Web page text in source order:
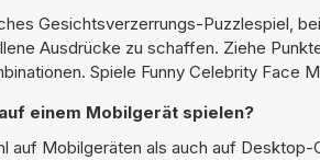
Gesichtsverzerrungs-Puzzlespiel,
Ausdrücke zu schaffen. Ziehe
Spiele Funny Celebrity Face
einem Mobilgerät spielen?
auf Mobilgeräten als auch auf